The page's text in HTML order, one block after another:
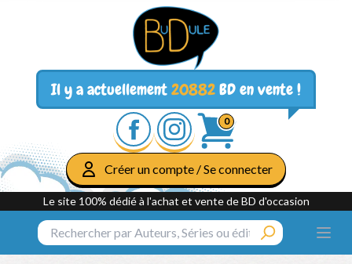
Il y a actuellement20882BD en vente !
0
Créer un compte / Se connecter
Le site 100% dédié à l'achat et vente de BD d'occasion